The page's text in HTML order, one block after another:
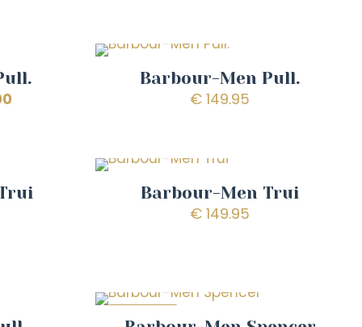
Barbour-Men Pull.
€ 149.95
Barbour-Men Trui
€ 149.95